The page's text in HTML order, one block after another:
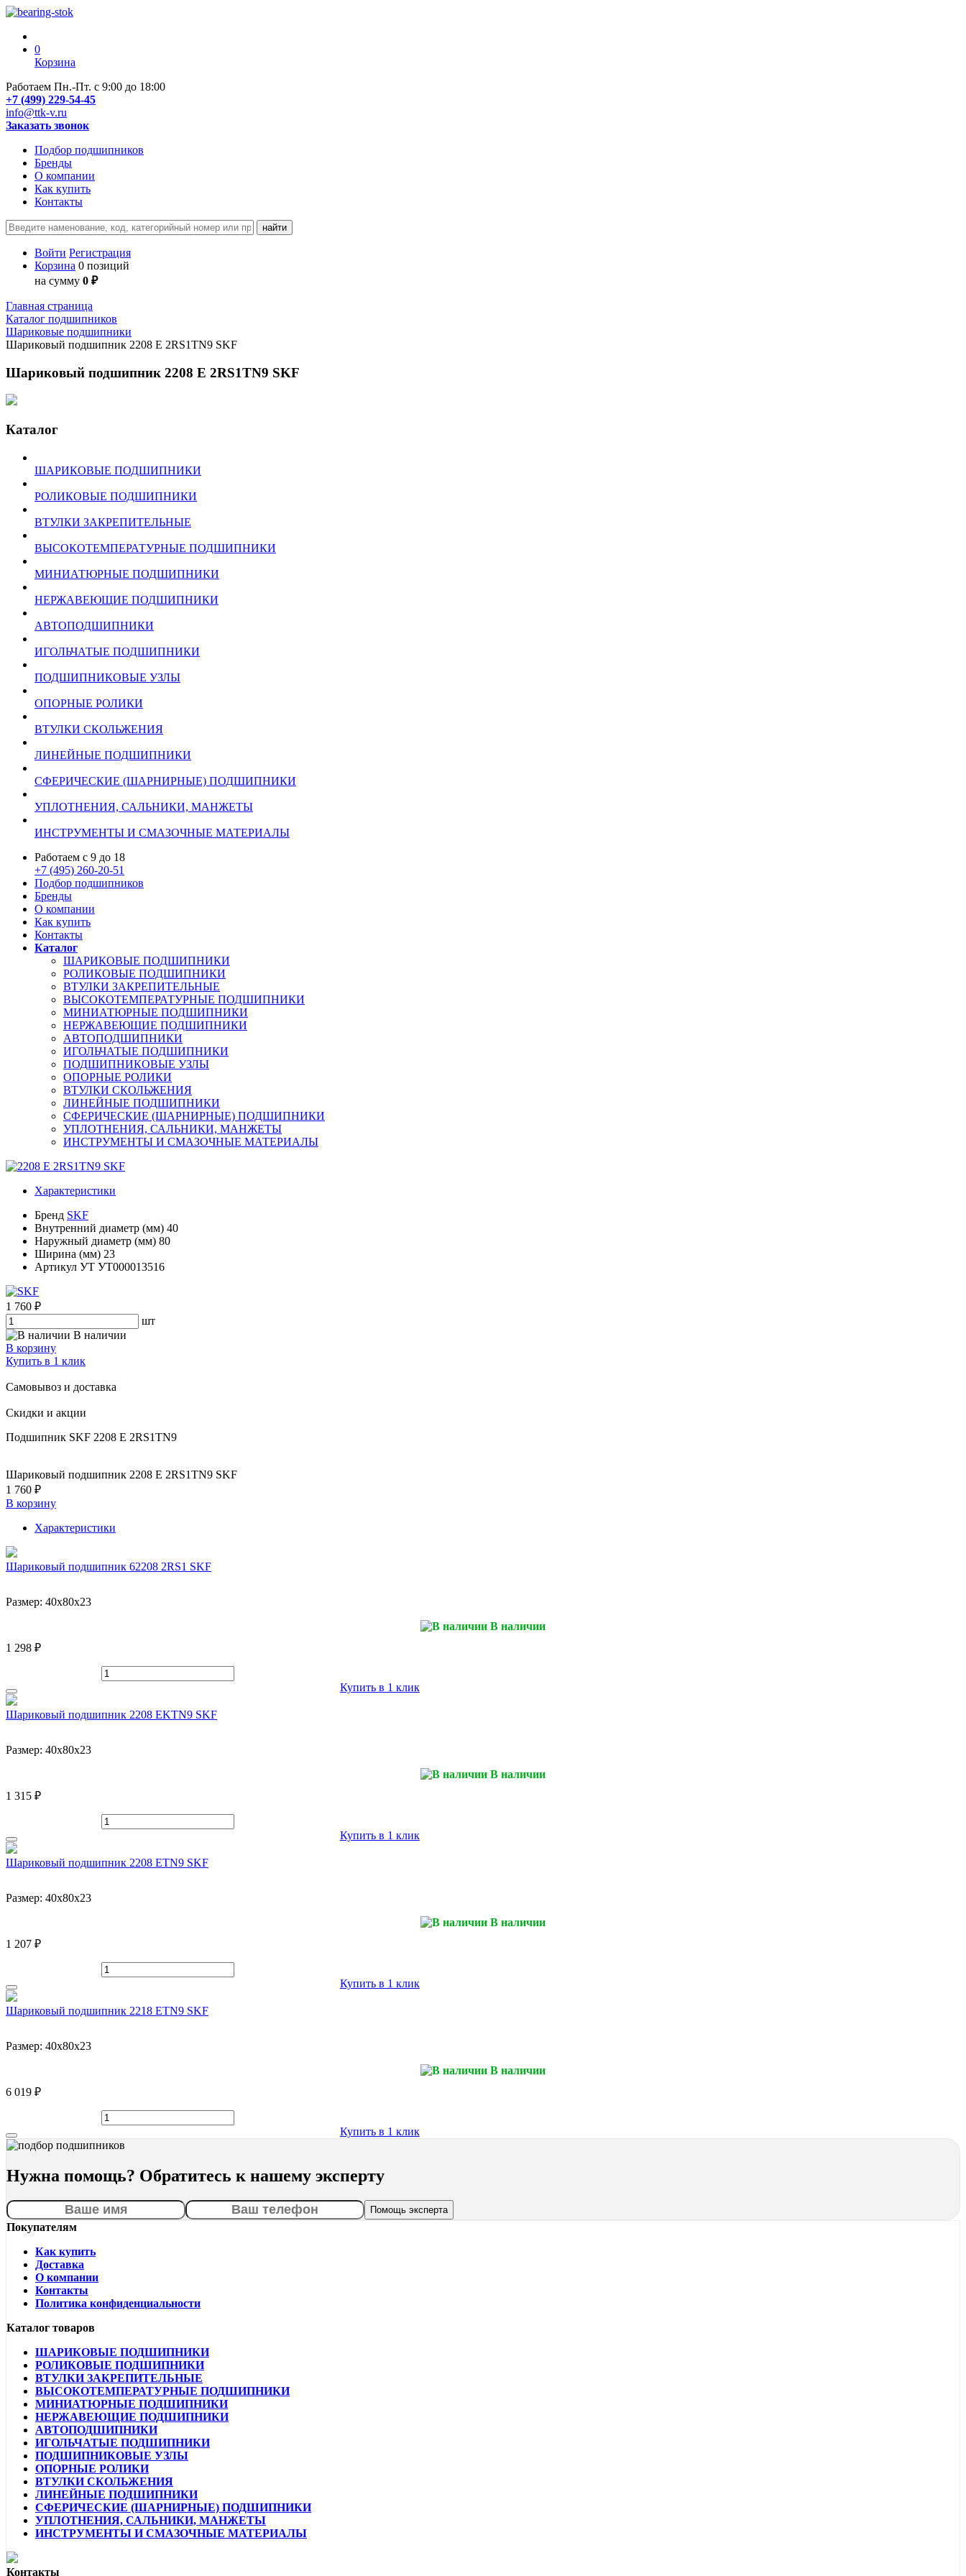
0
Корзина
Работаем Пн.-Пт. с 9:00 до 18:00
+7 (499) 229-54-45
info@ttk-v.ru
Заказать звонок
Подбор подшипников
Бренды
О компании
Как купить
Контакты
Войти Регистрация
Корзина 0 позиций
на сумму 0 ₽
Главная страница
Каталог подшипников
Шариковые подшипники
Шариковый подшипник 2208 E 2RS1TN9 SKF
Шариковый подшипник 2208 E 2RS1TN9 SKF
Каталог
ШАРИКОВЫЕ ПОДШИПНИКИ
РОЛИКОВЫЕ ПОДШИПНИКИ
ВТУЛКИ ЗАКРЕПИТЕЛЬНЫЕ
ВЫСОКОТЕМПЕРАТУРНЫЕ ПОДШИПНИКИ
МИНИАТЮРНЫЕ ПОДШИПНИКИ
НЕРЖАВЕЮЩИЕ ПОДШИПНИКИ
АВТОПОДШИПНИКИ
ИГОЛЬЧАТЫЕ ПОДШИПНИКИ
ПОДШИПНИКОВЫЕ УЗЛЫ
ОПОРНЫЕ РОЛИКИ
ВТУЛКИ СКОЛЬЖЕНИЯ
ЛИНЕЙНЫЕ ПОДШИПНИКИ
СФЕРИЧЕСКИЕ (ШАРНИРНЫЕ) ПОДШИПНИКИ
УПЛОТНЕНИЯ, САЛЬНИКИ, МАНЖЕТЫ
ИНСТРУМЕНТЫ И СМАЗОЧНЫЕ МАТЕРИАЛЫ
Работаем с 9 до 18
+7 (495) 260-20-51
Подбор подшипников
Бренды
О компании
Как купить
Контакты
Каталог
ШАРИКОВЫЕ ПОДШИПНИКИ
РОЛИКОВЫЕ ПОДШИПНИКИ
ВТУЛКИ ЗАКРЕПИТЕЛЬНЫЕ
ВЫСОКОТЕМПЕРАТУРНЫЕ ПОДШИПНИКИ
МИНИАТЮРНЫЕ ПОДШИПНИКИ
НЕРЖАВЕЮЩИЕ ПОДШИПНИКИ
АВТОПОДШИПНИКИ
ИГОЛЬЧАТЫЕ ПОДШИПНИКИ
ПОДШИПНИКОВЫЕ УЗЛЫ
ОПОРНЫЕ РОЛИКИ
ВТУЛКИ СКОЛЬЖЕНИЯ
ЛИНЕЙНЫЕ ПОДШИПНИКИ
СФЕРИЧЕСКИЕ (ШАРНИРНЫЕ) ПОДШИПНИКИ
УПЛОТНЕНИЯ, САЛЬНИКИ, МАНЖЕТЫ
ИНСТРУМЕНТЫ И СМАЗОЧНЫЕ МАТЕРИАЛЫ
Характеристики
Бренд SKF
Внутренний диаметр (мм) 40
Наружный диаметр (мм) 80
Ширина (мм) 23
Артикул УТ УТ000013516
1 760 ₽
шт
В наличии
В корзину
Купить в 1 клик
Самовывоз и доставка
Скидки и акции
Подшипник SKF 2208 E 2RS1TN9
Шариковый подшипник 2208 E 2RS1TN9 SKF
1 760 ₽
В корзину
Характеристики
Шариковый подшипник 62208 2RS1 SKF
Размер: 40x80x23
В наличии
1 298 ₽
Купить в 1 клик
Шариковый подшипник 2208 EKTN9 SKF
Размер: 40x80x23
В наличии
1 315 ₽
Купить в 1 клик
Шариковый подшипник 2208 ETN9 SKF
Размер: 40x80x23
В наличии
1 207 ₽
Купить в 1 клик
Шариковый подшипник 2218 ETN9 SKF
Размер: 40x80x23
В наличии
6 019 ₽
Купить в 1 клик
Нужна помощь? Обратитесь к нашему эксперту
Покупателям
Как купить
Доставка
О компании
Контакты
Политика конфиденциальности
Каталог товаров
ШАРИКОВЫЕ ПОДШИПНИКИ
РОЛИКОВЫЕ ПОДШИПНИКИ
ВТУЛКИ ЗАКРЕПИТЕЛЬНЫЕ
ВЫСОКОТЕМПЕРАТУРНЫЕ ПОДШИПНИКИ
МИНИАТЮРНЫЕ ПОДШИПНИКИ
НЕРЖАВЕЮЩИЕ ПОДШИПНИКИ
АВТОПОДШИПНИКИ
ИГОЛЬЧАТЫЕ ПОДШИПНИКИ
ПОДШИПНИКОВЫЕ УЗЛЫ
ОПОРНЫЕ РОЛИКИ
ВТУЛКИ СКОЛЬЖЕНИЯ
ЛИНЕЙНЫЕ ПОДШИПНИКИ
СФЕРИЧЕСКИЕ (ШАРНИРНЫЕ) ПОДШИПНИКИ
УПЛОТНЕНИЯ, САЛЬНИКИ, МАНЖЕТЫ
ИНСТРУМЕНТЫ И СМАЗОЧНЫЕ МАТЕРИАЛЫ
Контакты